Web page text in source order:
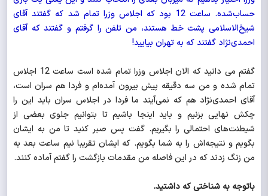
حساب‌شده. ساعت 12 بود که اجلاس وزرا تمام شد که گفتند آقای
شیخ‌الاسلامی پشت خط هستند، من تلفن را گرفتم و گفتند که آقای
احمدی‌نژاد گفتند که به تهران بیایید!
گفتم می دانید که الان اجلاس وزرا تمام شده است ساعت 12 اجلاس
تمام شده و من سه دقیقه پیش بیرون آمده‌ام و فردا هم سران است،
آقای احمدی‌نژاد هم که نمی‌آیند ما فردا در اجلاس سران باید این را
چکش نهایی بزنیم و باید اینجا باشیم تا بتوانیم جلوی بعضی از
شیطنت‌های احتمالی را بگیریم. گفت پس صبر کنید تا من به ایشان
بگویم و نتیجه‌اش را به شما بگویم. که ایشان تقریبا نیم ساعت بعد به
من زنگ زدند که در این فاصله من مقدمات بازگشت را گفتم آماده کنند.
باتوجه به شناختی که داشتید.